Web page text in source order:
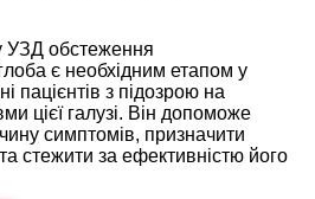
УЗД обстеження
є необхідним етапом у
пацієнтів з підозрою на
цієї галузі. Він допоможе
симптомів, призначити
стежити за ефективністю його